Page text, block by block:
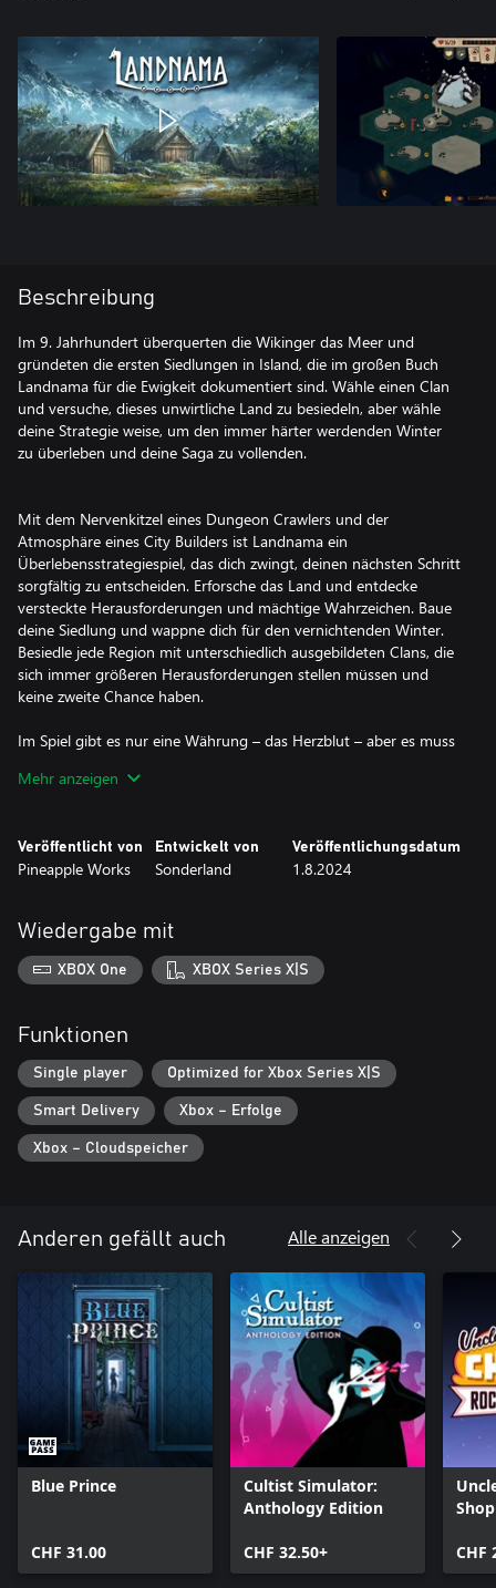
Beschreibung
Im 9. Jahrhundert überquerten die Wikinger das Meer und
gründeten die ersten Siedlungen in Island, die im großen Buch
Landnama für die Ewigkeit dokumentiert sind. Wähle einen Clan
und versuche, dieses unwirtliche Land zu besiedeln, aber wähle
deine Strategie weise, um den immer härter werdenden Winter
zu überleben und deine Saga zu vollenden.
Mit dem Nervenkitzel eines Dungeon Crawlers und der
Atmosphäre eines City Builders ist Landnama ein
Überlebensstrategiespiel, das dich zwingt, deinen nächsten Schritt
sorgfältig zu entscheiden. Erforsche das Land und entdecke
versteckte Herausforderungen und mächtige Wahrzeichen. Baue
deine Siedlung und wappne dich für den vernichtenden Winter.
Besiedle jede Region mit unterschiedlich ausgebildeten Clans, die
sich immer größeren Herausforderungen stellen müssen und
keine zweite Chance haben.
Im Spiel gibt es nur eine Währung – das Herzblut – aber es muss
werden: durch die Erkundung des Landes als Jäger oder durch
Herzblut nimmt; aber wie du das schaffst, bleibt dir überlassen.
Raubzüge. Hier geht es um Bauern, Entdecker und Baumeister.
Aber der Konflikt fehlt nicht: er kommt in Form eines harten
Winters, auf den du dich voll und ganz konzentrieren musst, um
zu überleben.
Landnama ist ein fordernder Wettlauf gegen die Zeit mit einer
aber es ist auch eine wunderschöne Welt, in der du die Zeit
einfrieren und die stimmungsvolle Musik und Landschaft
genießen oder deine Siedlung erforschen kannst.
Mehr anzeigen
Veröffentlicht von
Pineapple Works
Entwickelt von
Sonderland
Veröffentlichungsdatum
1.8.2024
Wiedergabe mit
XBOX One XBOX Series X|S
Funktionen
Single player Optimized for Xbox Series X|S
Smart Delivery Xbox – Erfolge
Xbox – Cloudspeicher
Anderen gefällt auch Alle anzeigen
Blue Prince
CHF 31.00
Cultist Simulator:
Anthology Edition
CHF 32.50+
Shop
CHF